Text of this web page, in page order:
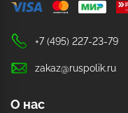
+7 (495) 227-23-79
zakaz@ruspolik.ru
О нас